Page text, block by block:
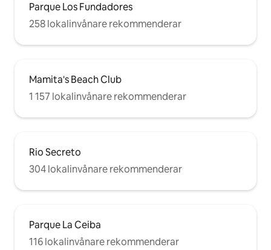
Parque Los Fundadores
258 lokalinvånare rekommenderar
Mamita's Beach Club
1 157 lokalinvånare rekommenderar
Rio Secreto
304 lokalinvånare rekommenderar
Parque La Ceiba
116 lokalinvånare rekommenderar